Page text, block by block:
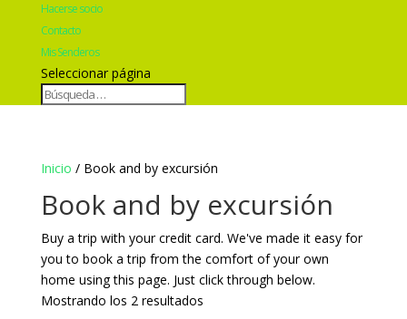
Hacerse socio
Contacto
Mis Senderos
Seleccionar página
Inicio / Book and by excursión
Book and by excursión
Buy a trip with your credit card. We've made it easy for
you to book a trip from the comfort of your own
home using this page. Just click through below.
Mostrando los 2 resultados